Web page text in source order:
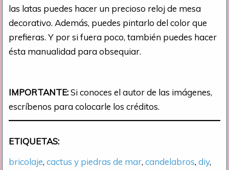
las latas puedes hacer un precioso reloj de mesa
decorativo. Además, puedes pintarlo del color que
prefieras. Y por si fuera poco, también puedes hacer
ésta manualidad para obsequiar.
IMPORTANTE:Si conoces el autor de las imágenes,
escríbenos para colocarle los créditos.
ETIQUETAS:
bricolaje, cactus y piedras de mar, candelabros, diy